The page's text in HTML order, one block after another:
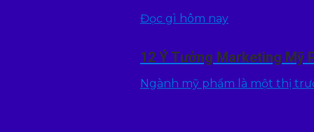
Đọc gì hôm nay
12 Ý Tưởng Marketing Mỹ
Ngành mỹ phẩm là một thị